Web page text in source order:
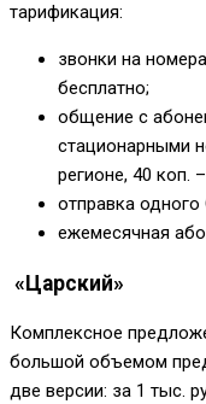
тарификация:
звонки на
бесплатно;
общение с
стационарными
регионе, 40 коп.
отправка
ежемесячная
«Царский»
Комплексное
большой объемом
две версии: за 1 тыс.